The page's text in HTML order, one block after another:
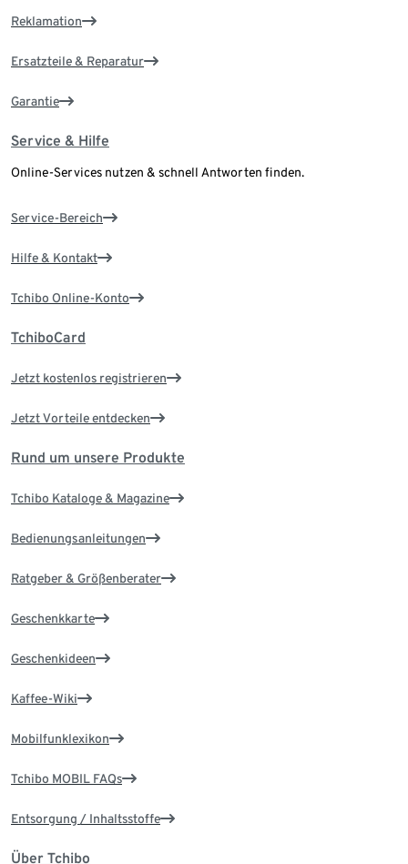
Reklamation
Ersatzteile & Reparatur
Garantie
Service & Hilfe
Online-Services nutzen & schnell Antworten finden.
Service-Bereich
Hilfe & Kontakt
Tchibo Online-Konto
TchiboCard
Jetzt kostenlos registrieren
Jetzt Vorteile entdecken
Rund um unsere Produkte
Tchibo Kataloge & Magazine
Bedienungsanleitungen
Ratgeber & Größenberater
Geschenkkarte
Geschenkideen
Kaffee-Wiki
Mobilfunklexikon
Tchibo MOBIL FAQs
Entsorgung / Inhaltsstoffe
Über Tchibo